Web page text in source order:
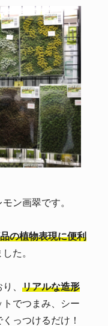
ン画翠です。
の植物表現に便利
た。
、 リアルな造形
でつまみ、シー
っつけるだけ！